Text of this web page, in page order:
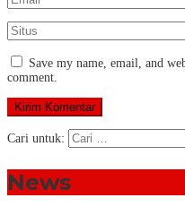
Save my name, email, and
comment.
Cari untuk:
News